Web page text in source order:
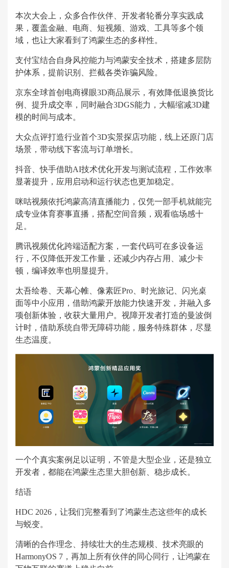
本次大会上，众多合作伙伴、开发者轮番分享实践成
果，覆盖金融、电商、短视频、游戏、工具等多个领
域，也让大家看到了鸿蒙生态的多样性。
支付宝结合自身风控能力与鸿蒙安全技术，搭建多层防
护体系，提前识别、拦截各类诈骗风险。
京东全球首创电商裸眼3D商品展示，有效降低退换货比
例、提升成交率，同时融合3DGS能力，大幅缩减3D建
模的时间与成本。
大众点评打造行业首个3D实景探店功能，线上还原门店
场景，带动线下客流与订单增长。
抖音、快手借助AI技术优化开发与测试流程，工作效率
显著提升，应用启动和运行状态也更加稳定。
咪咕视频依托鸿蒙高清直播能力，仅凭一部手机就能完
成专业体育赛事直播，搭配空间音频，观看临场感十
足。
腾讯视频优化跨端适配方案，一套代码可在多设备运
行，不仅降低开发工作量，还减少内存占用、减少卡
顿，编译效率也明显提升。
太吾绘卷、天幕心帷、像素匠Pro、时光旅记、闪光桌
面等中小应用，借助鸿蒙开放能力快速开发，并融入多
项创新体验，收获大量用户。视障开发者打造的曼波倒
计时，借助系统自带无障碍功能，服务特殊群体，尽显
生态温度。
一个个真实案例足以证明，不管是大型企业，还是独立
开发者，都能在鸿蒙生态里大胆创新、稳步成长。
结语
HDC 2026，让我们完整看到了鸿蒙生态这些年的成长
与蜕变。
清晰的合作理念、持续壮大的生态规模、技术亮眼的
HarmonyOS 7，再加上所有伙伴的同心同行，让鸿蒙在